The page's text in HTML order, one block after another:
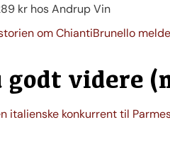
kr hos Andrup Vin
om ChiantiBrunello
videre
italienske konkurrent til